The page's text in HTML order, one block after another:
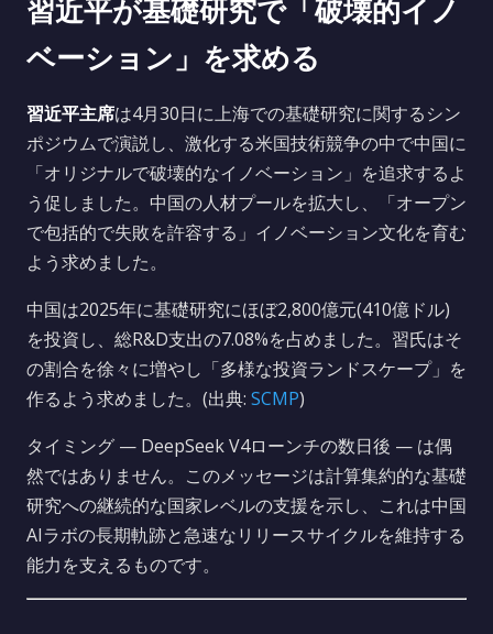
習近平が基礎研究で「破壊的イノ
ベーション」を求める
習近平主席は4月30日に上海での基礎研究に関するシン
ポジウムで演説し、激化する米国技術競争の中で中国に
「オリジナルで破壊的なイノベーション」を追求するよ
う促しました。中国の人材プールを拡大し、「オープン
で包括的で失敗を許容する」イノベーション文化を育む
よう求めました。
中国は2025年に基礎研究にほぼ2,800億元(410億ドル)
を投資し、総R&D支出の7.08%を占めました。習氏はそ
の割合を徐々に増やし「多様な投資ランドスケープ」を
作るよう求めました。(出典: SCMP)
タイミング — DeepSeek V4ローンチの数日後 — は偶
然ではありません。このメッセージは計算集約的な基礎
研究への継続的な国家レベルの支援を示し、これは中国
AIラボの長期軌跡と急速なリリースサイクルを維持する
能力を支えるものです。